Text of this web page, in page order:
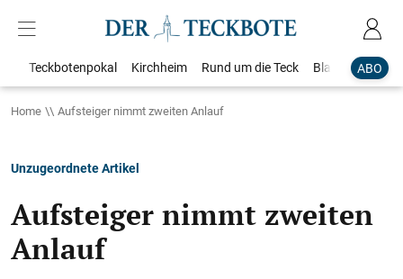
ABO
Teckbotenpokal Kirchheim Rund um die Teck Blaulicht
Home Aufsteiger nimmt zweiten Anlauf
Unzugeordnete Artikel
Aufsteiger nimmt zweiten
Anlauf